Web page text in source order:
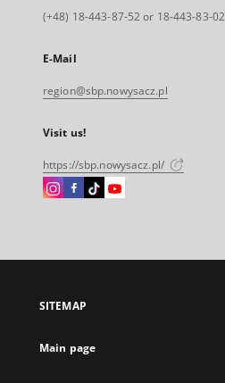
(+48) 18-443-87-52 or 18-443-83-02
E-Mail
region@sbp.nowysacz.pl
Visit us!
https://sbp.nowysacz.pl/
Instagram
open
new
Facebook
open
new
Instagram
open
new
Instagram
open
SITEMAP
Main page